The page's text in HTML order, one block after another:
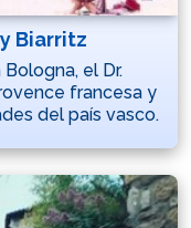
Biarritz
el Dr.
francesa y
del país vasco.